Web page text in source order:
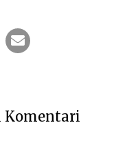
Komentari